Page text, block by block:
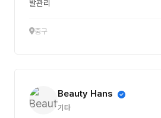
발관리
중구
Beauty Hans
기타